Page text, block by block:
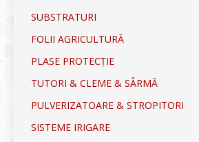
SUBSTRATURI
FOLII AGRICULTURĂ
PLASE PROTECȚIE
TUTORI & CLEME & SÂRMĂ
PULVERIZATOARE & STROPITORI
SISTEME IRIGARE